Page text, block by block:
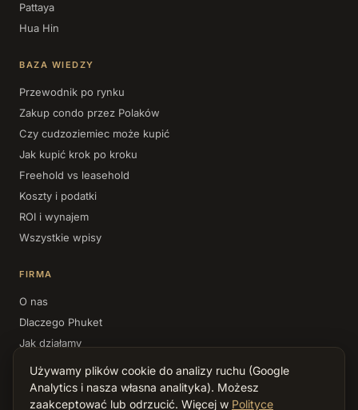
Pattaya
Hua Hin
BAZA WIEDZY
Przewodnik po rynku
Zakup condo przez Polaków
Czy cudzoziemiec może kupić
Jak kupić krok po kroku
Freehold vs leasehold
Koszty i podatki
ROI i wynajem
Wszystkie wpisy
FIRMA
O nas
Dlaczego Phuket
Jak działamy
Kontakt
Polityka prywatności
Używamy plików cookie do analizy ruchu (Google
Analytics i nasza własna analityka). Możesz
zaakceptować lub odrzucić. Więcej w Polityce